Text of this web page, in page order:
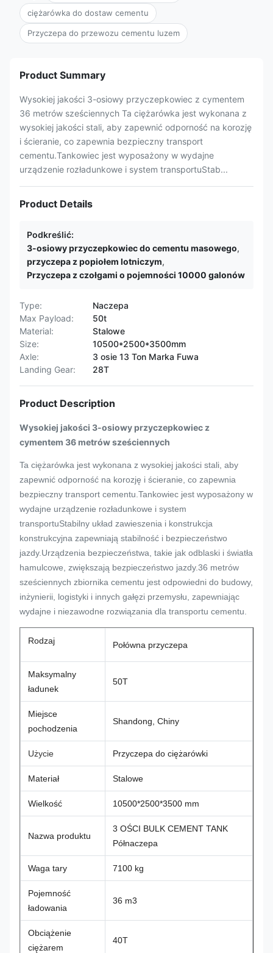
ciężarówka do dostaw cementu
Przyczepa do przewozu cementu luzem
Product Summary
Wysokiej jakości 3-osiowy przyczepkowiec z cymentem
36 metrów sześciennych Ta ciężarówka jest wykonana z
wysokiej jakości stali, aby zapewnić odporność na korozję
i ścieranie, co zapewnia bezpieczny transport
cementu.Tankowiec jest wyposażony w wydajne
urządzenie rozładunkowe i system transportuStab...
Product Details
Podkreślić:
3-osiowy przyczepkowiec do cementu masowego,
przyczepa z popiołem lotniczym,
Przyczepa z czołgami o pojemności 10000 galonów
Type:
Naczepa
Max Payload:
50t
Material:
Stalowe
Size:
10500*2500*3500mm
Axle:
3 osie 13 Ton Marka Fuwa
Landing Gear:
28T
Product Description
Wysokiej jakości 3-osiowy przyczepkowiec z
cymentem 36 metrów sześciennych
Ta ciężarówka jest wykonana z wysokiej jakości stali, aby
zapewnić odporność na korozję i ścieranie, co zapewnia
bezpieczny transport cementu.Tankowiec jest wyposażony w
wydajne urządzenie rozładunkowe i system
transportuStabilny układ zawieszenia i konstrukcja
konstrukcyjna zapewniają stabilność i bezpieczeństwo
jazdy.Urządzenia bezpieczeństwa, takie jak odblaski i światła
hamulcowe, zwiększają bezpieczeństwo jazdy.36 metrów
sześciennych zbiornika cementu jest odpowiedni do budowy,
inżynierii, logistyki i innych gałęzi przemysłu, zapewniając
wydajne i niezawodne rozwiązania dla transportu cementu.
Rodzaj Połówna przyczepa
Maksymalny
ładunek
50T
Miejsce
pochodzenia
Shandong, Chiny
Użycie Przyczepa do ciężarówki
Materiał Stalowe
Wielkość 10500*2500*3500 mm
Nazwa produktu
3 OŚCI BULK CEMENT TANK
Półnaczepa
Waga tary 7100 kg
Pojemność
ładowania
36 m3
Obciążenie
ciężarem
40T